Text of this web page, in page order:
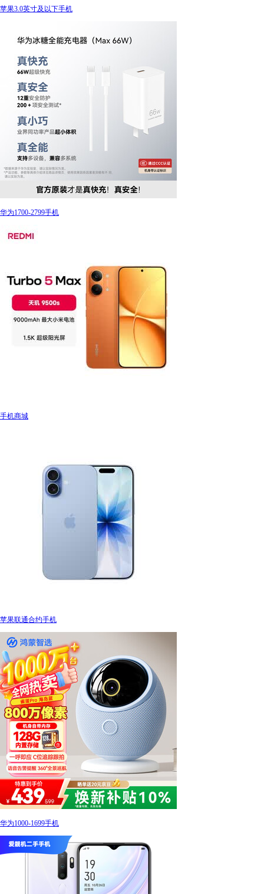
苹果3.0英寸及以下手机
华为1700-2799手机
手机商城
苹果联通合约手机
华为1000-1699手机